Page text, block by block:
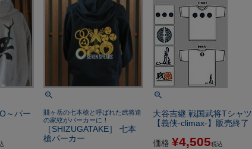
～パー
賤ヶ岳の七本槍と呼ばれた武将達
の家紋がパーカーに！
［SHIZUGATAKE］ 七本
槍パーカー
大谷吉継 戦国武将Tシャツ
【義侠-climax-】販売終了
価格 ¥4,505税込